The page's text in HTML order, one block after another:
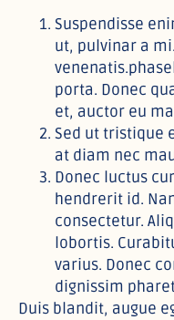
Suspendisse
ut, pulvinar a
porta. Donec
et, auctor eu
Sed ut tristique
at diam nec
Donec luctus
hendrerit id.
consectetur.
lobortis.
varius. Donec
dignissim
Duis blandit, augue